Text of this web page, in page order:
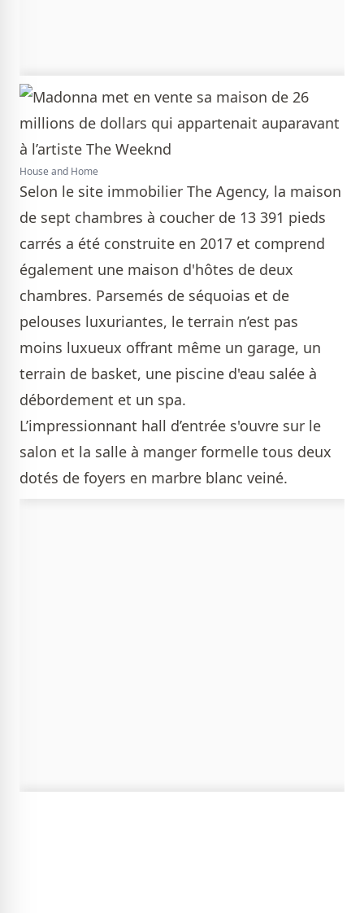
House and Home
Selon le site immobilier The Agency, la maison
de sept chambres à coucher de 13 391 pieds
carrés a été construite en 2017 et comprend
également une maison d'hôtes de deux
chambres. Parsemés de séquoias et de
pelouses luxuriantes, le terrain n’est pas
moins luxueux offrant même un garage, un
terrain de basket, une piscine d'eau salée à
débordement et un spa.
L’impressionnant hall d’entrée s'ouvre sur le
salon et la salle à manger formelle tous deux
dotés de foyers en marbre blanc veiné.